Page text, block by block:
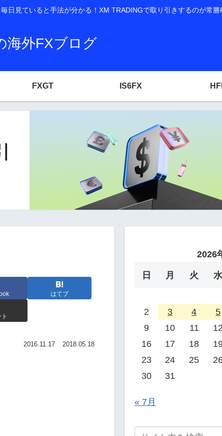
見ていると手法が分かる！XM TRADINGで取り引きするのが常勝
海外FXブログ
FXGT IS6FX
はてブ
2016.11.17 2018.05.18
2026
日 月 火 水
2
3 4 5
9
10 11 12
16
17 18
23
24 25
30
31
« 7月